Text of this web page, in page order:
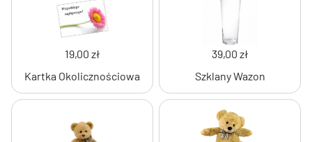
19,00 zł
Kartka Okolicznościowa
39,00 zł
Szklany Wazon